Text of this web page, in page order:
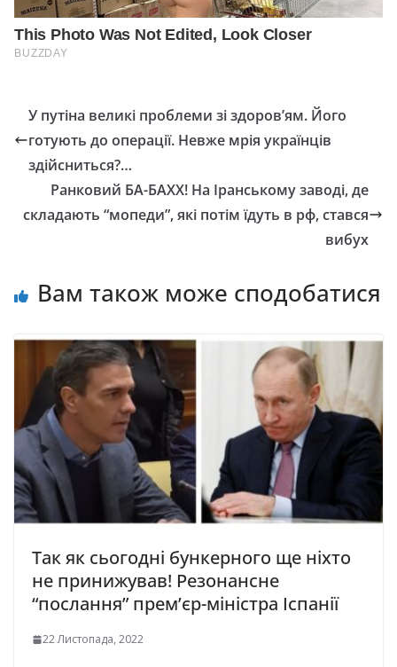
У путіна великі проблеми зі здоров’ям. Його
готують до операції. Невже мрія українців
здійсниться?…
Ранковий БА-БАХХ! На Iранському заводі, де
складають “мопеди”, які потім їдуть в рф, стався
вибух
Вам також може сподобатися
Так як сьогодні бункерного ще ніхто
не принижував! Резонансне
“послання” прем’єр-міністра Іспанії
22 Листопада, 2022